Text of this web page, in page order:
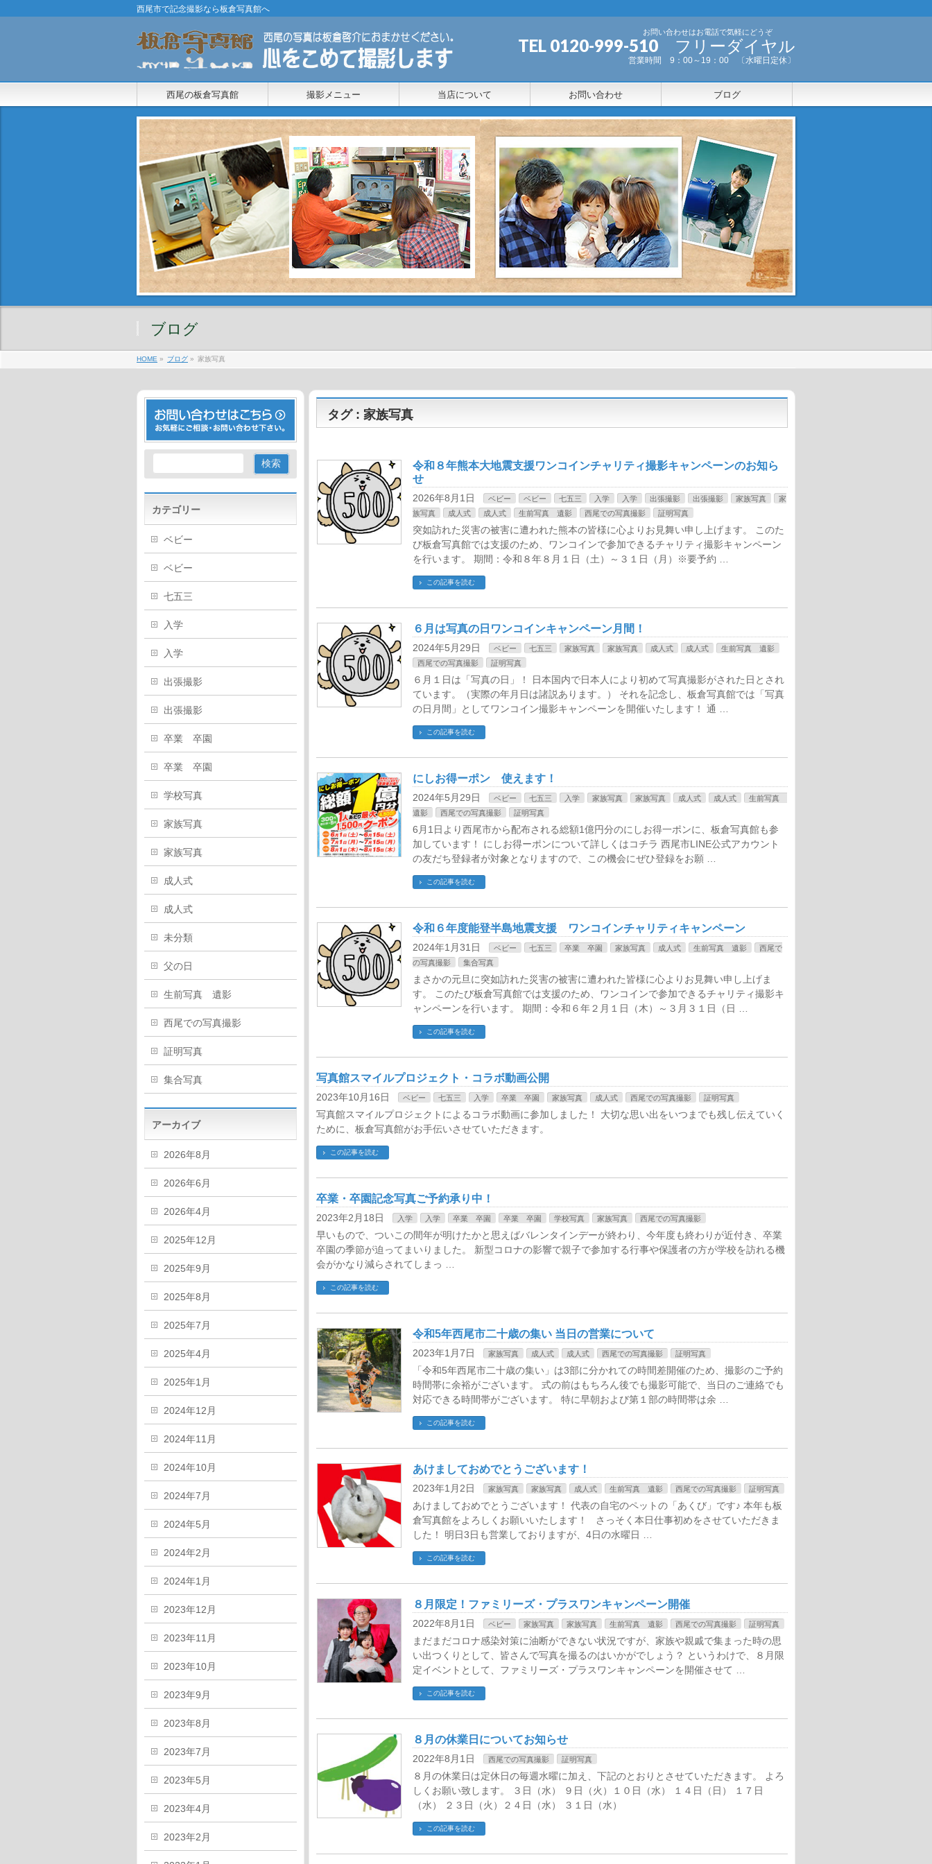
西尾市で記念撮影なら板倉写真館へ
お問い合わせはお電話で気軽にどうぞ
TEL 0120-999-510 フリーダイヤル
営業時間 9：00～19：00 〔水曜日定休〕
西尾の板倉写真館 撮影メニュー 当店について お問い合わせ ブログ
ブログ
HOME » ブログ » 家族写真
タグ : 家族写真
令和８年熊本大地震支援ワンコインチャリティ撮影キャンペーンのお知ら
せ
2026年8月1日 ベビー ベビー 七五三 入学 入学 出張撮影 出張撮影 家族写真
家
族写真
成人式 成人式 生前写真 遺影 西尾での写真撮影 証明写真
突如訪れた災害の被害に遭われた熊本の皆様に心よりお見舞い申し上げます。 このた
び板倉写真館では支援のため、ワンコインで参加できるチャリティ撮影キャンペーン
を行います。 期間：令和８年８月１日（土）～３１日（月）※要予約 …
この記事を読む
６月は写真の日ワンコインキャンペーン月間！
2024年5月29日 ベビー 七五三 家族写真 家族写真 成人式 成人式
生前写真 遺影
西尾での写真撮影
証明写真
６月１日は「写真の日」！ 日本国内で日本人により初めて写真撮影がされた日とされ
ています。（実際の年月日は諸説あります。） それを記念し、板倉写真館では「写真
の日月間」としてワンコイン撮影キャンペーンを開催いたします！ 通 …
この記事を読む
にしお得ーポン 使えます！
2024年5月29日 ベビー 七五三 入学 家族写真 家族写真 成人式 成人式
生前写真
遺影
西尾での写真撮影 証明写真
6月1日より西尾市から配布される総額1億円分のにしお得一ポンに、板倉写真館も参
加しています！ にしお得ーポンについて詳しくはコチラ 西尾市LINE公式アカウント
の友だち登録者が対象となりますので、この機会にぜひ登録をお願 …
この記事を読む
令和６年度能登半島地震支援 ワンコインチャリティキャンペーン
2024年1月31日 ベビー 七五三 卒業 卒園 家族写真 成人式 生前写真 遺影
西尾で
の写真撮影
集合写真
まさかの元旦に突如訪れた災害の被害に遭われた皆様に心よりお見舞い申し上げま
す。 このたび板倉写真館では支援のため、ワンコインで参加できるチャリティ撮影キ
ャンペーンを行います。 期間：令和６年２月１日（木）～３月３１日（日 …
この記事を読む
写真館スマイルプロジェクト・コラボ動画公開
2023年10月16日 ベビー 七五三 入学 卒業 卒園 家族写真 成人式 西尾での写真撮影 証明写真
写真館スマイルプロジェクトによるコラボ動画に参加しました！ 大切な思い出をいつまでも残し伝えていく
ために、板倉写真館がお手伝いさせていただきます。
この記事を読む
卒業・卒園記念写真ご予約承り中！
2023年2月18日 入学 入学 卒業 卒園 卒業 卒園 学校写真 家族写真 西尾での写真撮影
早いもので、ついこの間年が明けたかと思えばバレンタインデーが終わり、今年度も終わりが近付き、卒業
卒園の季節が迫ってまいりました。 新型コロナの影響で親子で参加する行事や保護者の方が学校を訪れる機
会がかなり減らされてしまっ …
この記事を読む
令和5年西尾市二十歳の集い 当日の営業について
2023年1月7日 家族写真 成人式 成人式 西尾での写真撮影 証明写真
「令和5年西尾市二十歳の集い」は3部に分かれての時間差開催のため、撮影のご予約
時間帯に余裕がございます。 式の前はもちろん後でも撮影可能で、当日のご連絡でも
対応できる時間帯がございます。 特に早朝および第１部の時間帯は余 …
この記事を読む
あけましておめでとうございます！
2023年1月2日 家族写真 家族写真 成人式 生前写真 遺影 西尾での写真撮影 証明写真
あけましておめでとうございます！ 代表の自宅のペットの「あくび」です♪ 本年も板
倉写真館をよろしくお願いいたします！ さっそく本日仕事初めをさせていただきま
した！ 明日3日も営業しておりますが、4日の水曜日 …
この記事を読む
８月限定！ファミリーズ・プラスワンキャンペーン開催
2022年8月1日 ベビー 家族写真 家族写真 生前写真 遺影 西尾での写真撮影 証明写真
まだまだコロナ感染対策に油断ができない状況ですが、家族や親戚で集まった時の思
い出つくりとして、皆さんで写真を撮るのはいかがでしょう？ というわけで、８月限
定イベントとして、ファミリーズ・プラスワンキャンペーンを開催させて …
この記事を読む
８月の休業日についてお知らせ
2022年8月1日 西尾での写真撮影 証明写真
８月の休業日は定休日の毎週水曜に加え、下記のとおりとさせていただきます。 よろ
しくお願い致します。 ３日（水） ９日（火）１０日（水） １４日（日） １７日
（水） ２３日（火）２４日（水） ３１日（水）
この記事を読む
カテゴリー
ベビー
ベビー
七五三
入学
入学
出張撮影
出張撮影
卒業 卒園
卒業 卒園
学校写真
家族写真
家族写真
成人式
成人式
未分類
父の日
生前写真 遺影
西尾での写真撮影
証明写真
集合写真
アーカイブ
2026年8月
2026年6月
2026年4月
2025年12月
2025年9月
2025年8月
2025年7月
2025年4月
2025年1月
2024年12月
2024年11月
2024年10月
2024年7月
2024年5月
2024年2月
2024年1月
2023年12月
2023年11月
2023年10月
2023年9月
2023年8月
2023年7月
2023年5月
2023年4月
2023年2月